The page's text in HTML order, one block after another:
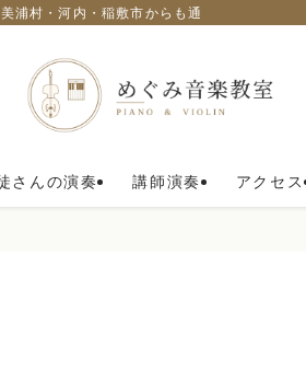
浦村・河内・稲敷市からも通われています。
さんの演奏 講師演奏 アクセス